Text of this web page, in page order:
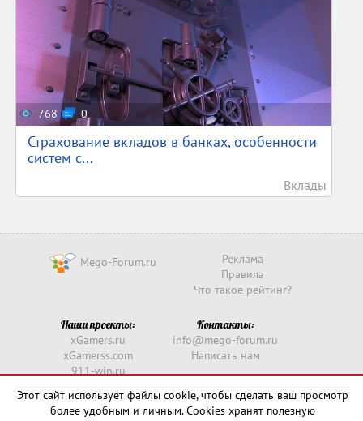
768 0
Страхование вкладов в банках, особенности
систем с...
Вклады
Mego-Forum.ru
Реклама
Правила
Что такое рейтинг?
Наши проекты:
xGamers.ru
xGamerss.com
911-win.ru
Контакты:
info@mego-forum.ru
Написать нам
Этот сайт использует файлы cookie, чтобы сделать ваш просмотр
более удобным и личным. Cookies хранят полезную